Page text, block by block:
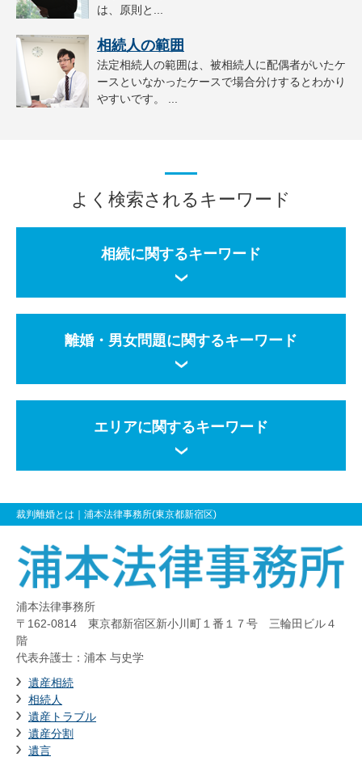
は、原則と...
相続人の範囲
法定相続人の範囲は、被相続人に配偶者がいたケ
ースといなかったケースで場合分けするとわかり
やすいです。 ...
よく検索されるキーワード
相続に関するキーワード
離婚・男女問題に関するキーワード
エリアに関するキーワード
裁判離婚とは ｜浦本法律事務所(東京都新宿区)
浦本法律事務所
〒162-0814 東京都新宿区新小川町１番１７号 三輪田ビル４
階
代表弁護士：浦本 与史学
遺産相続
相続人
遺産トラブル
遺産分割
遺言